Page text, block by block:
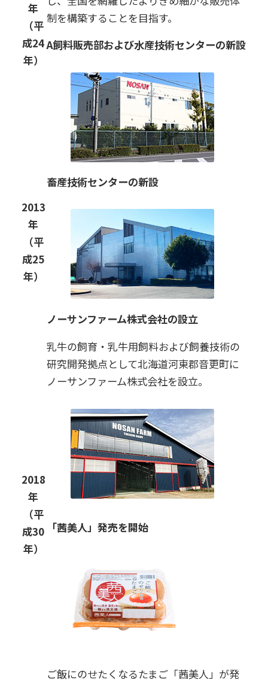
年
（平
成24
年）
制を構築することを目指す。
A飼料販売部および水産技術センターの新設
2013
年
（平
成25
年）
畜産技術センターの新設
2018
年
（平
成30
年）
ノーサンファーム株式会社の設立
乳牛の飼育・乳牛用飼料および飼養技術の
研究開発拠点として北海道河東郡音更町に
ノーサンファーム株式会社を設立。
「茜美人」発売を開始
ご飯にのせたくなるたまご「茜美人」が発